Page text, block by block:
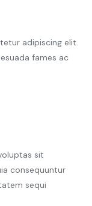
adipiscing elit.
fames ac
sit
consequuntur
sequi